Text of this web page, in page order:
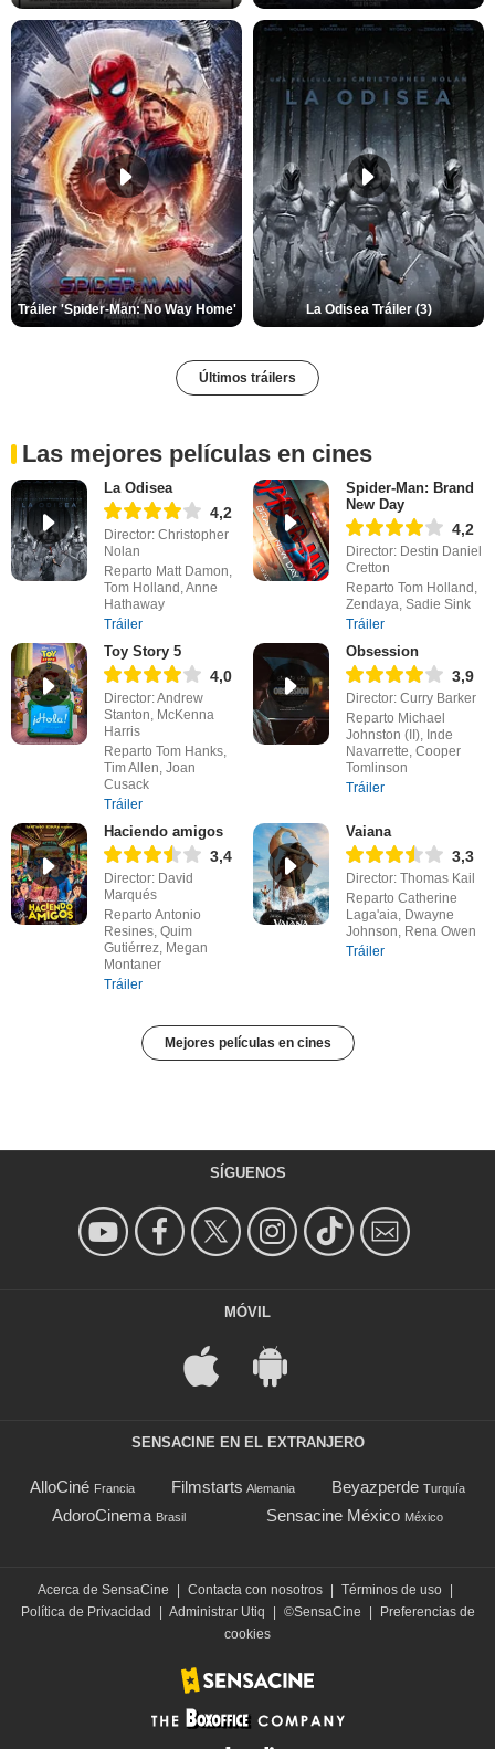
Tráiler 'Spider-Man: No Way Home' La Odisea Tráiler (3)
Últimos tráilers
Las mejores películas en cines
La Odisea
4,2
Director: Christopher
Nolan
Reparto Matt Damon,
Tom Holland, Anne
Hathaway
Tráiler
Spider-Man: Brand
New Day
4,2
Director: Destin Daniel
Cretton
Reparto Tom Holland,
Zendaya, Sadie Sink
Tráiler
Toy Story 5
4,0
Director: Andrew
Stanton, McKenna
Harris
Reparto Tom Hanks,
Tim Allen, Joan
Cusack
Tráiler
Obsession
3,9
Director: Curry Barker
Reparto Michael
Johnston (II), Inde
Navarrette, Cooper
Tomlinson
Tráiler
Haciendo amigos
3,4
Director: David
Marqués
Reparto Antonio
Resines, Quim
Gutiérrez, Megan
Montaner
Tráiler
Vaiana
3,3
Director: Thomas Kail
Reparto Catherine
Laga'aia, Dwayne
Johnson, Rena Owen
Tráiler
Mejores películas en cines
SÍGUENOS
MÓVIL
SENSACINE EN EL EXTRANJERO
AlloCiné Francia Filmstarts Alemania Beyazperde Turquía
AdoroCinema Brasil Sensacine México México
Acerca de SensaCine | Contacta con nosotros | Términos de uso |
Política de Privacidad
| Administrar Utiq | ©SensaCine |
Preferencias de
cookies